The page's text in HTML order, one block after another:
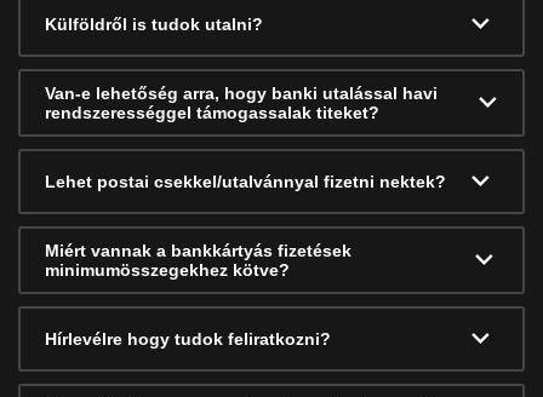
Külföldről is tudok utalni?
Van-e lehetőség arra, hogy banki utalással havi
rendszerességgel támogassalak titeket?
Lehet postai csekkel/utalvánnyal fizetni nektek?
Miért vannak a bankkártyás fizetések
minimumösszegekhez kötve?
Hírlevélre hogy tudok feliratkozni?